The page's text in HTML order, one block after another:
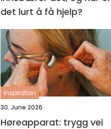
det lurt å få hjelp?
inspiration
30. June 2026
Høreapparat: trygg vei